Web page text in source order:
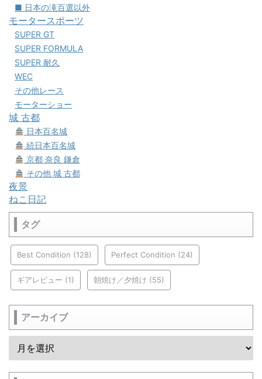
■ 日本の滝百選以外
モータースポーツ
SUPER GT
SUPER FORMULA
SUPER 耐久
WEC
その他レース
モーターショー
城 古都
日本百名城
続日本百名城
京都 奈良 鎌倉
その他 城 古都
夜景
ねこ日記
タグ
Best Condition (128) Perfect Condition (24)
ギアレビュー (1) 朝焼け／夕焼け (55)
アーカイブ